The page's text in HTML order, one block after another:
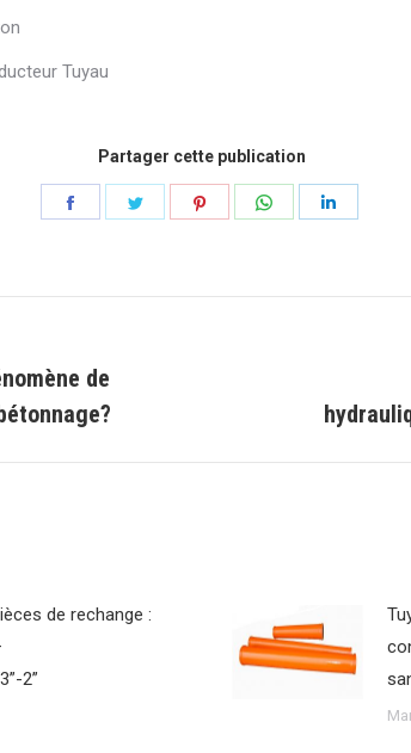
Tuyau
Partager cette publication
PartagerPartager PartagerPartager
de
:
de rechange :
2”